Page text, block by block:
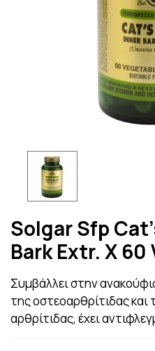
Solgar Sfp
Bark Extr. X
Συμβάλλει στην
της οστεοαρθρίτιδας και
αρθρίτιδας, έχει